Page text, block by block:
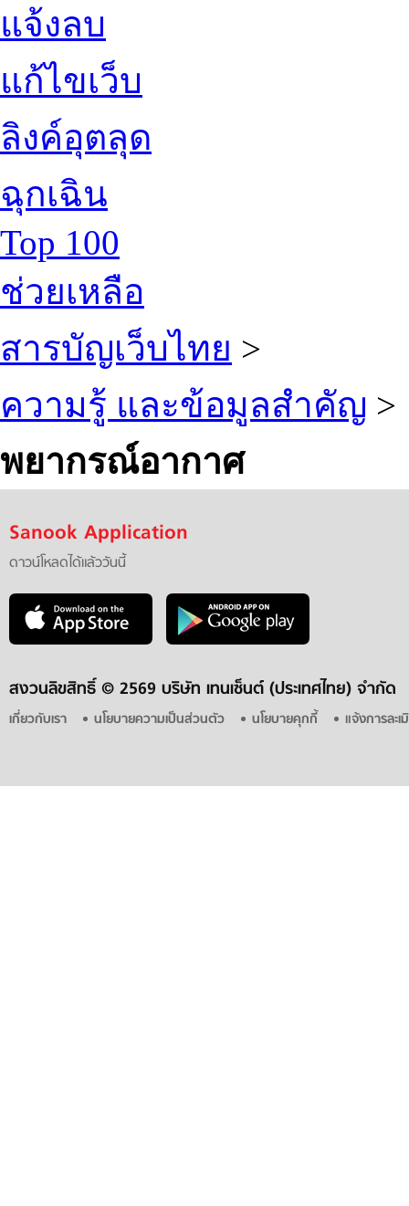
แจ้งลบ
แก้ไขเว็บ
ลิงค์อุตลุด
ฉุกเฉิน
Top 100
ช่วยเหลือ
สารบัญเว็บไทย >
ความรู้ และข้อมูลสำคัญ >
พยากรณ์อากาศ
Sanook Application
ดาวน์โหลดได้แล้ววันนี้
สงวนลิขสิทธิ์ © 2569 บริษัท เทนเซ็นต์ (ประเทศไทย) จำกัด
เกี่ยวกับเรา นโยบายความเป็นส่วนตัว นโยบายคุกกี้ แจ้งการละ